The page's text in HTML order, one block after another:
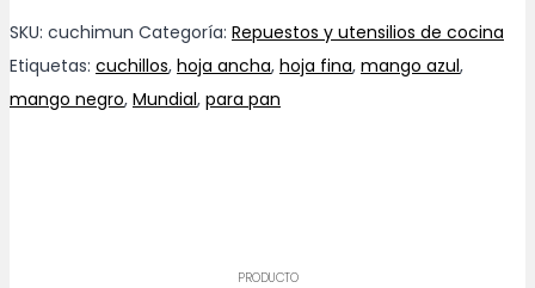
SKU: cuchimun Categoría: Repuestos y utensilios de cocina
Etiquetas: cuchillos, hoja ancha, hoja fina, mango azul,
mango negro, Mundial, para pan
PRODUCTO